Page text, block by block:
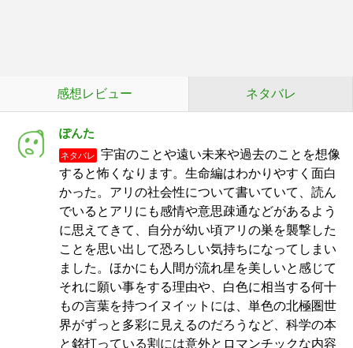
感想レビュー ネタバレ
ぽんた
ネタバレ
宇宙のことや遠い未来や過去のことを想像
すると怖くなります。生命編はわかりやすく面白
かった。アリの社会性について書いていて、読ん
でいるとアリにも感情や意思疎通などがあるよう
に思えてきて、自分が幼い頃アリの巣を襲撃した
ことを思い出して恐ろしい気持ちになってしまい
ました。ほかにも人間が流れ星を美しいと感じて
それに願い事をする理由や、白色に相当する何十
もの言葉を持つイヌイットには、単色の北極圏世
界がずっと多彩に見えるのだろうなど、科学の本
と銘打っている割には意外とロマンチックな内容